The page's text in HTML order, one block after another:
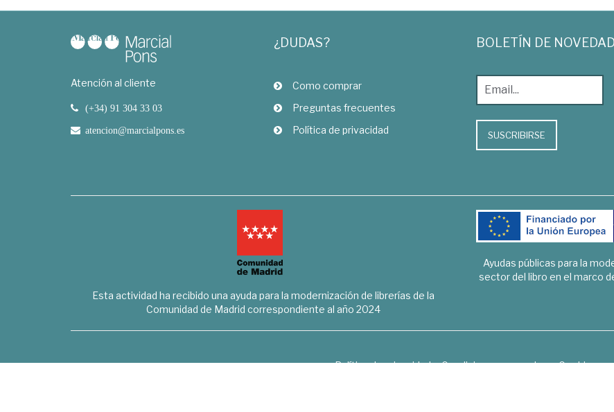
Atención al cliente
(+34) 91 304 33 03
atencion@marcialpons.es
¿DUDAS?
Como comprar
Preguntas frecuentes
Política de privacidad
BOLETÍN DE
SUSCRIBIRSE
Esta actividad ha recibido una ayuda para la modernización de librerías de la
Comunidad de Madrid correspondiente al año 2024
Ayudas públicas para la
sector del libro en el marco
Política de privacidad Condiciones generales
Cookies